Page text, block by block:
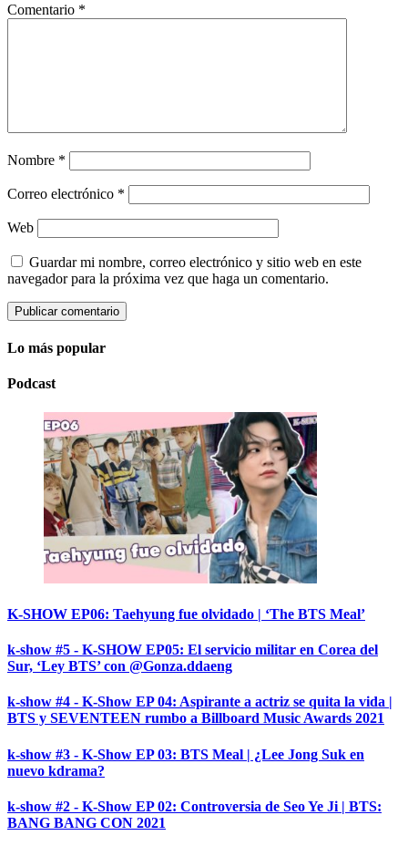
Comentario *
Nombre *
Correo electrónico *
Web
Guardar mi nombre, correo electrónico y sitio web en este
navegador para la próxima vez que haga un comentario.
Lo más popular
Podcast
K-SHOW EP06: Taehyung fue olvidado | ‘The BTS Meal’
k-show #5 - K-SHOW EP05: El servicio militar en Corea del
Sur, ‘Ley BTS’ con @Gonza.ddaeng
k-show #4 - K-Show EP 04: Aspirante a actriz se quita la vida |
BTS y SEVENTEEN rumbo a Billboard Music Awards 2021
k-show #3 - K-Show EP 03: BTS Meal | ¿Lee Jong Suk en
nuevo kdrama?
k-show #2 - K-Show EP 02: Controversia de Seo Ye Ji | BTS:
BANG BANG CON 2021